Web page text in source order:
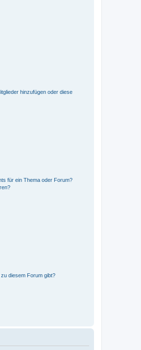
hinzufügen oder diese
für ein Thema oder Forum?
diesem Forum gibt?